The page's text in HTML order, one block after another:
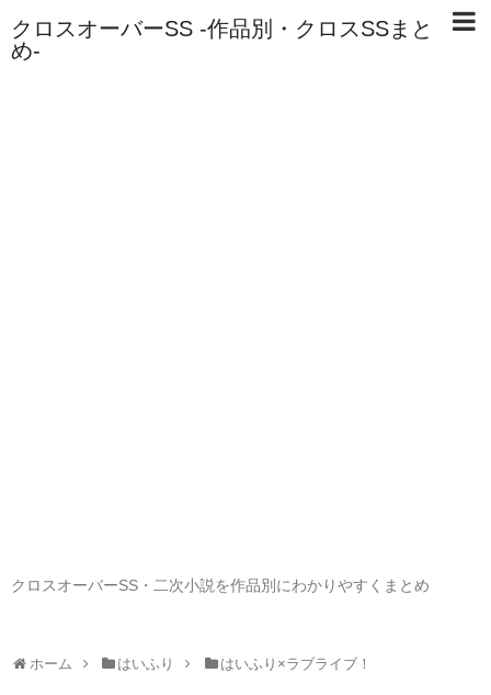
クロスオーバーSS -作品別・クロスSSまと
め-
クロスオーバーSS・二次小説を作品別にわかりやすくまとめ
ホーム はいふり はいふり×ラブライブ！